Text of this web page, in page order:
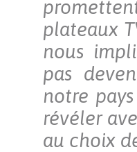
plateaux
nous
pas
notre
révéler
au choix